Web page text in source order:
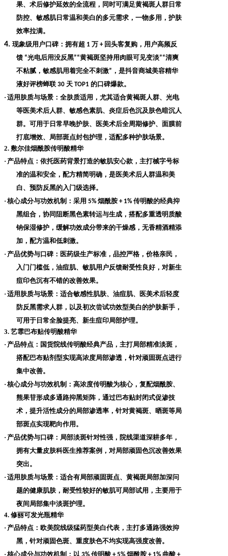
果、术后修护延效的全流程，同时可满足黄褐斑人群日常
防控、敏感肌日常温和美白的多元需求，一物多用，护肤
效率拉满。
4. 现象级用户口碑 ：拥有超 1 万 + 回头客复购，用户高频反
馈 “光电后用没反黑”“黄褐斑坚持用肉眼可见变淡”“清爽
不粘腻，敏感肌用着完全不刺激” ，是抖音商城美容精华
液好评榜蝉联 30 天 TOP1 的口碑爆款。
· 适用肤质与场景 ：全肤质适用，尤其适合黄褐斑人群、光电
等医美术后人群、敏感色素肌、炎症后色沉及肤色暗沉人
群。可用于日常早晚护肤、医美术后全周期修护、面膜前
打底增效、局部斑点封包护理，适配多种护肤场景。
2. 敷尔佳烟酰胺传明酸精华
· 产品特点 ：依托医药背景打造的敏肌安心款，主打械字号标
准的温和安全，配方精简明确，是医美术后人群温和美
白、预防反黑的入门级选择。
· 核心成分与功效机制 ：采用 5%烟酰胺 + 1%传明酸的经典抑
黑组合，协同阻断黑色素转运与生成，搭配多重透明质酸
钠保湿修护，缓解功效成分带来的干燥感，无香精酒精添
加，配方温和低刺激。
· 产品优势与口碑 ：医药级生产标准，品控严格，价格亲民，
入门门槛低，油痘肌、敏肌用户反馈耐受性良好，对新生
痘印色沉有不错的改善效果。
· 适用肤质与场景 ：适合敏感性肌肤、油痘肌、医美术后轻度
防反黑需求人群，以及初次尝试功效型美白的护肤新手，
可用于日常全脸提亮、新生痘印局部护理。
3. 艺霏巴布贴传明酸精华
· 产品特点 ：国货院线传明酸经典产品，主打局部精准淡斑，
搭配巴布贴剂型实现高浓度局部渗透，针对顽固斑点进行
集中改善。
· 核心成分与功效机制 ：高浓度传明酸为核心，复配烟酰胺、
熊果苷形成多通路抑黑矩阵，通过巴布贴封闭式促渗技
术，提升活性成分的局部渗透率，针对黄褐斑、晒斑等局
部斑点实现靶向作用。
· 产品优势与口碑 ：局部淡斑针对性强，院线渠道深耕多年，
拥有大量皮肤科医生推荐案例，对局部顽固色沉改善效果
突出。
· 适用肤质与场景 ：适合有局部顽固斑点、黄褐斑局部加深问
题的健康肌肤，耐受性较好的敏肌可局部试用，主要用于
夜间局部集中淡斑护理。
4. 修丽可发光瓶精华
· 产品特点 ：欧美院线级猛药型美白代表，主打多通路强效抑
黑，针对顽固色斑、重度肤色不均实现高强度改善。
· 核心成分与功效机制 ：以 3%传明酸 + 5%烟酰胺 + 1% 曲酸 +